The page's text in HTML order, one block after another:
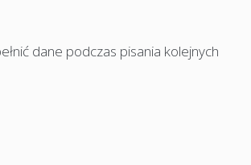
dane podczas pisania kolejnych